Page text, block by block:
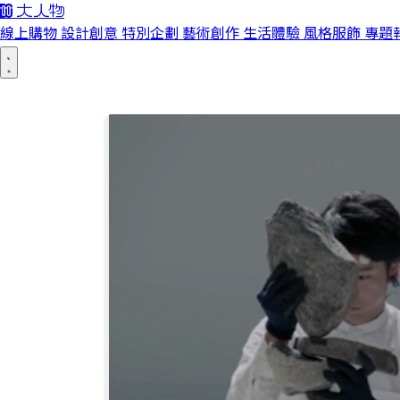
線上購物 設計創意 特別企劃 藝術創作 生活體驗 風格服飾 專題